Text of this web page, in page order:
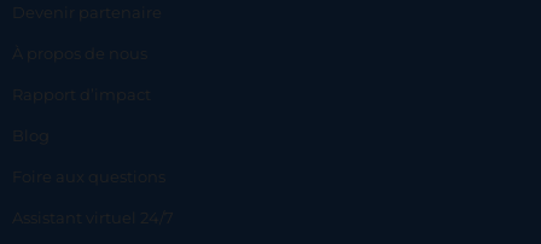
Devenir partenaire
À propos de nous
Rapport d’impact
Blog
Foire aux questions
Assistant virtuel 24/7